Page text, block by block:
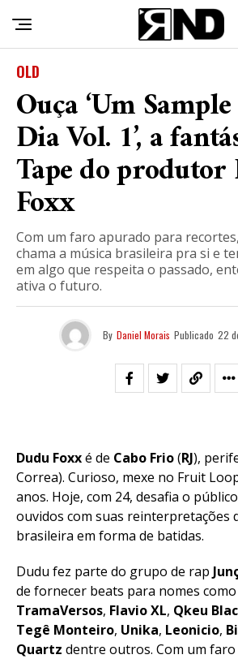
OLD
Ouça ‘Um
Dia Vol. 1’, a
Tape do
Foxx
Com um faro apurado para
chama a música brasileira pra si e
em algo que respeita o passado,
ativa o futuro.
By Daniel Morais Publicado 22
Dudu Foxxé de Cabo Frio(RJ),
Correa). Curioso, mexe no Fruit
anos. Hoje, com 24, desafia o
ouvidos com suas reinterpretações
brasileira em forma de batidas.
Dudu fez parte do grupo de rap
de fornecer beats para nomes como
TramaVersos, Flavio XL, Qkeu
Tegê Monteiro, Unika, Leonicio,
Quartz dentre outros. Com um